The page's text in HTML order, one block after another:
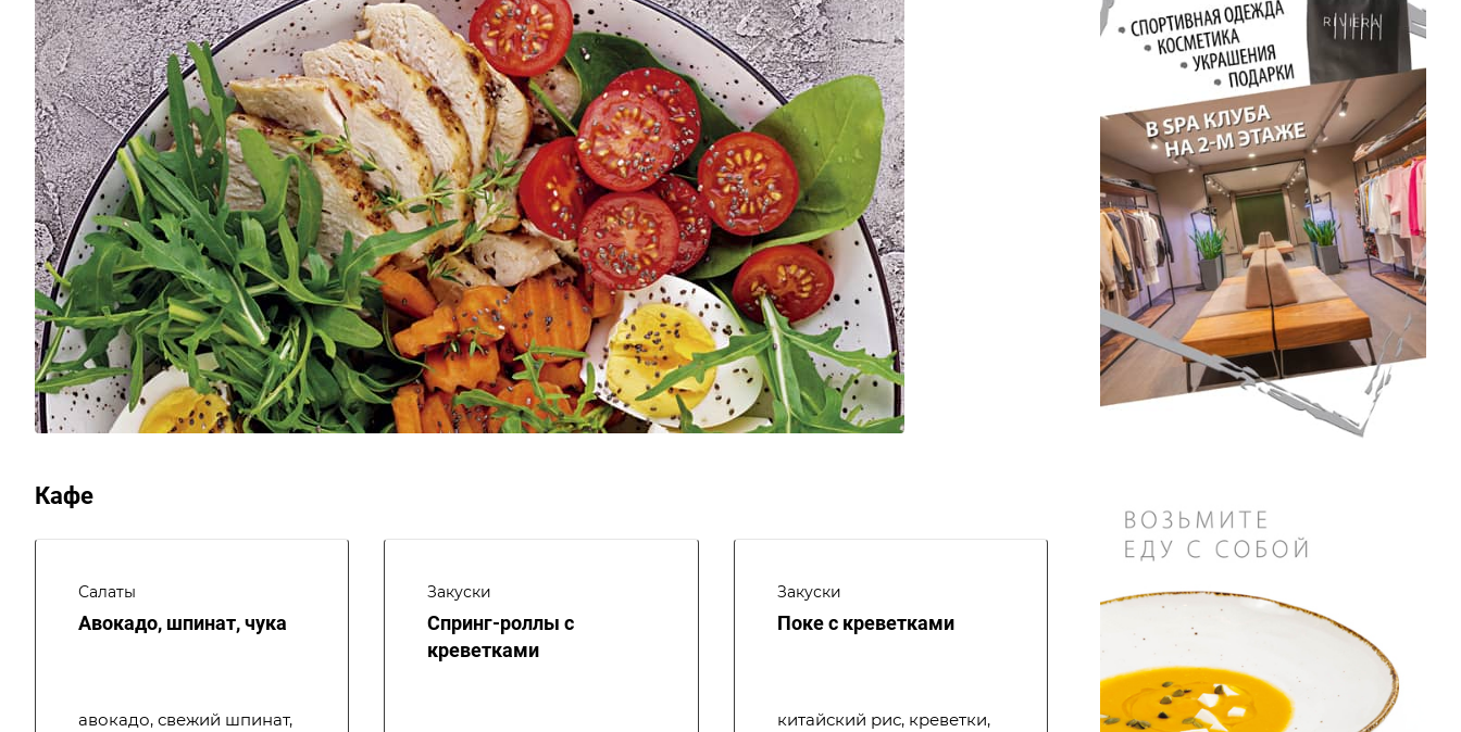
Кафе
Салаты
Авокадо, шпинат, чука
авокадо, свежий шпинат,
Закуски
Спринг-роллы с
креветками
Закуски
Поке с креветками
китайский рис, креветки,